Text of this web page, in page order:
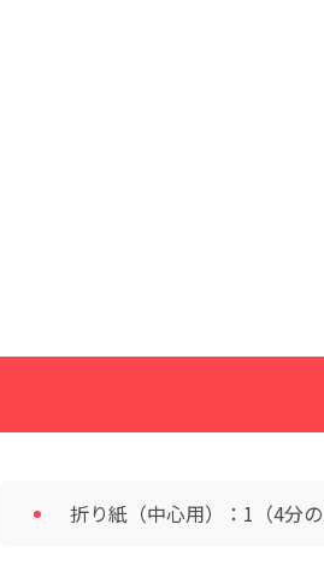
折り紙（中心用）：1（4分の